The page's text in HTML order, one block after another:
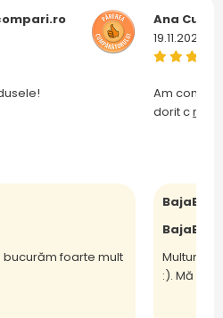
bucurăm foarte mult
Ana
19.11.2025
Am
dorit cmai
BajaBee
BajaBee
:). Mă bu